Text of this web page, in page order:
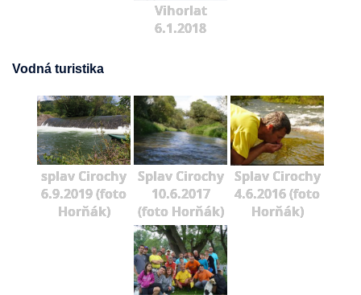
Vihorlat
6.1.2018
Vodná turistika
splav Cirochy
6.9.2019 (foto
Horňák)
Splav Cirochy
10.6.2017
(foto Horňák)
Splav Cirochy
4.6.2016 (foto
Horňák)